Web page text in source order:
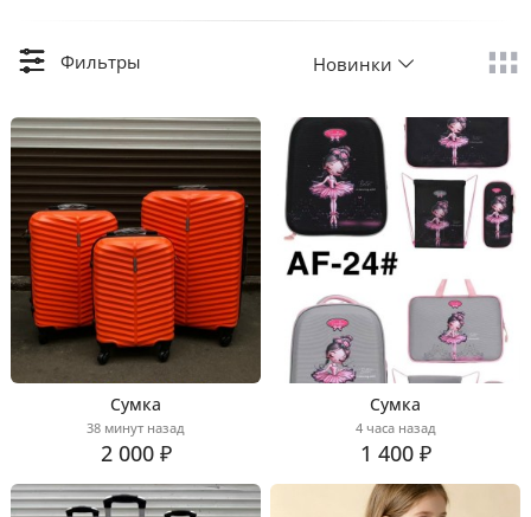
Фильтры Новинки
Сумка
38 минут назад
2 000 ₽
Сумка
4 часа назад
1 400 ₽